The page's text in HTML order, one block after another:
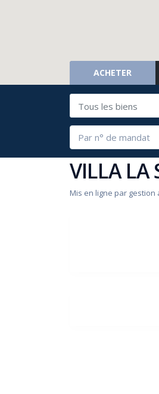
ACHETER
Tous les biens
VILLA LA
Mis en ligne par gestion